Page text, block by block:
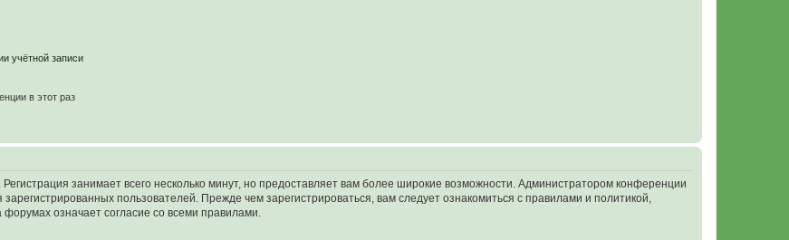
учётной записи
в этот раз
занимает всего несколько минут, но предоставляет вам более широкие возможности. Администратором конференции
пользователей. Прежде чем зарегистрироваться, вам следует ознакомиться с правилами и политикой,
означает согласие со всеми правилами.